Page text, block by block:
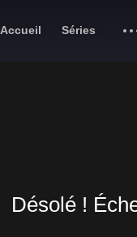
Accueil Séries
Désolé !